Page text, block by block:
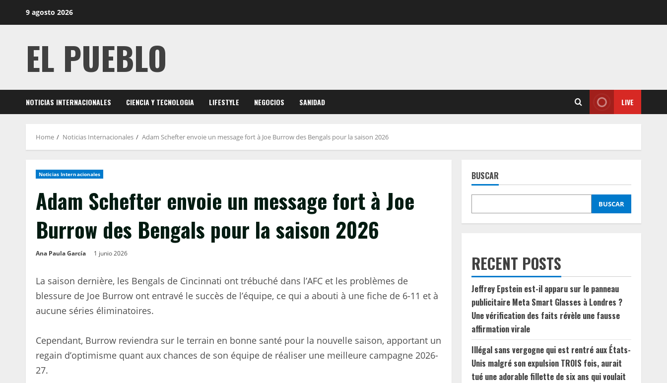
9 agosto 2026
EL PUEBLO
NOTICIAS INTERNACIONALES CIENCIA Y TECNOLOGIA LIFESTYLE NEGOCIOS SANIDAD LIVE
Home Noticias Internacionales Adam Schefter envoie un message fort à Joe Burrow des Bengals pour la saison 2026
Noticias Internacionales
Adam Schefter envoie un message fort à Joe
Burrow des Bengals pour la saison 2026
Ana Paula García 1 junio 2026
La saison dernière, les Bengals de Cincinnati ont trébuché dans l’AFC et les problèmes de
blessure de Joe Burrow ont entravé le succès de l’équipe, ce qui a abouti à une fiche de 6-11 et à
aucune séries éliminatoires.
Cependant, Burrow reviendra sur le terrain en bonne santé pour la nouvelle saison, apportant un
regain d’optimisme quant aux chances de son équipe de réaliser une meilleure campagne 2026-
27.
BUSCAR
BUSCAR
RECENT POSTS
Jeffrey Epstein est-il apparu sur le panneau
publicitaire Meta Smart Glasses à Londres ?
Une vérification des faits révèle une fausse
affirmation virale
Illégal sans vergogne qui est rentré aux États-
Unis malgré son expulsion TROIS fois, aurait
tué une adorable fillette de six ans qui voulait